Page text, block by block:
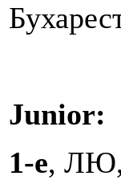
Junior:
1-е, ЛЮ,